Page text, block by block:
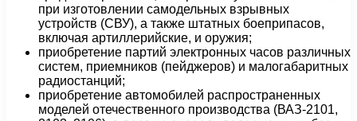
при изготовлении самодельных взрывных
устройств (СВУ), а также штатных боеприпасов,
включая артиллерийские, и оружия;
приобретение партий электронных часов различных
систем, приемников (пейджеров) и малогабаритных
радиостанций;
приобретение автомобилей распространенных
моделей отечественного производства (ВАЗ-2101,